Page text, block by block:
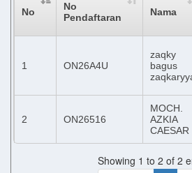
No
No
Pendaftaran
Nama
1 ON26A4U
zaqky
bagus
2 ON26516
MOCH.
AZKIA
CAESAR
Showing 1 to 2 of 2